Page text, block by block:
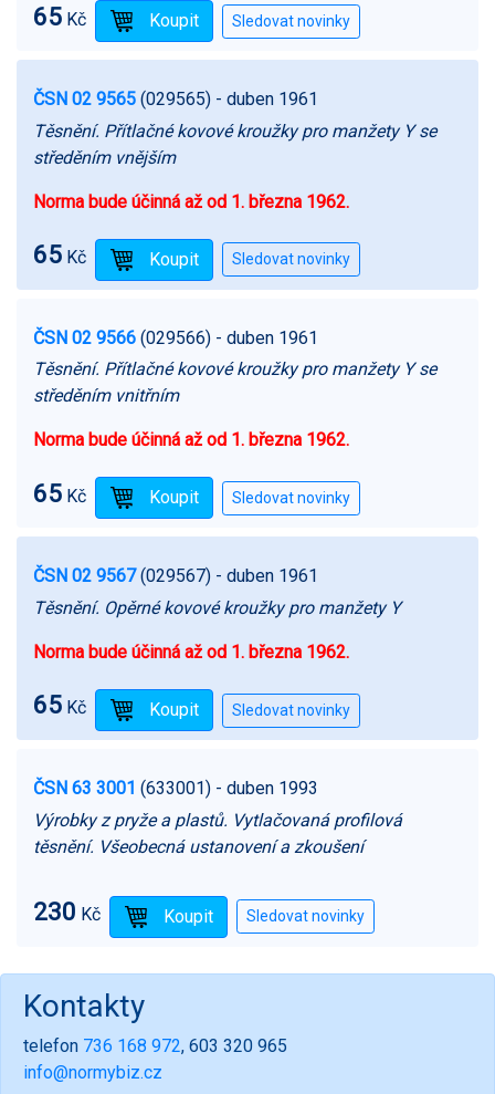
65 Kč
ČSN 02 9565 (029565) - duben 1961
Těsnění. Přítlačné kovové kroužky pro manžety Y se
středěním vnějším
Norma bude účinná až od 1. března 1962.
65 Kč
ČSN 02 9566 (029566) - duben 1961
Těsnění. Přítlačné kovové kroužky pro manžety Y se
středěním vnitřním
Norma bude účinná až od 1. března 1962.
65 Kč
ČSN 02 9567(029567) - duben 1961
Těsnění. Opěrné kovové kroužky pro manžety Y
Norma bude účinná až od 1. března 1962.
65 Kč
ČSN 63 3001 (633001) - duben 1993
Výrobky z pryže a plastů. Vytlačovaná profilová
těsnění. Všeobecná ustanovení a zkoušení
230 Kč
Kontakty
telefon 736 168 972, 603 320 965
info@normybiz.cz